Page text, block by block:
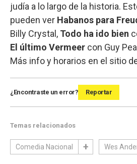
judía a lo largo de la historia.
pueden ver Habanos para
Billy Crystal, Todo ha ido bien
El último Vermeer con Guy
Más info y horarios en el sitio
¿Encontraste un error? Reportar
Temas relacionados
Comedia Nacional Wes